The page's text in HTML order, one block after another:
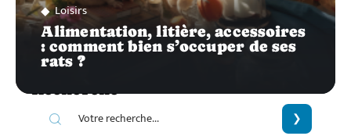
Loisirs
Alimentation, litière, accessoires
: comment bien s’occuper de ses
rats ?
Recherche